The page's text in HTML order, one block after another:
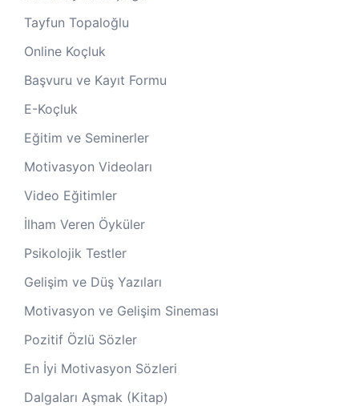
Tayfun Topaloğlu
Online Koçluk
Başvuru ve Kayıt Formu
E-Koçluk
Eğitim ve Seminerler
Motivasyon Videoları
Video Eğitimler
İlham Veren Öyküler
Psikolojik Testler
Gelişim ve Düş Yazıları
Motivasyon ve Gelişim Sineması
Pozitif Özlü Sözler
En İyi Motivasyon Sözleri
Dalgaları Aşmak (Kitap)